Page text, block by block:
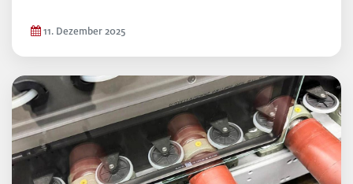
11. Dezember 2025